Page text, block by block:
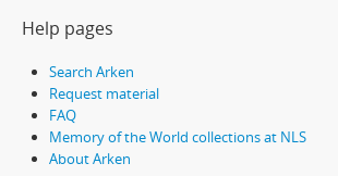
Help pages
Search Arken
Request material
FAQ
Memory of the World collections at NLS
About Arken
11 - Holger Borgs "ölgran"
13 - Hoppan